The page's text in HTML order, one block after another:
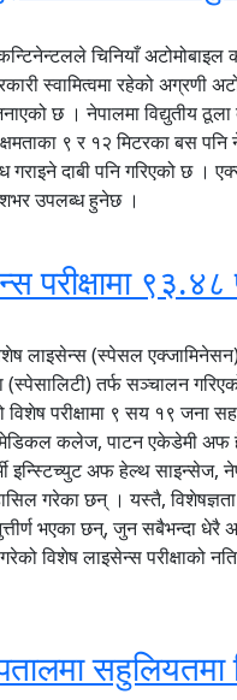
चिनियाँ
स्वामित्वमा रहेको अग्रणी
छ । नेपालमा विद्युतीय
९ र १२ मिटरका बस
गराइने दाबी पनि गरिएको छ
उपलब्ध हुनेछ ।
९३.४८
(स्पेसल एक्जामिनेसन)
(स्पेसालिटी) तर्फ सञ्चालन
परीक्षामा ९ सय १९ जना
मेडिकल कलेज, पाटन एकेडेमी
अफ हेल्थ साइन्सेज,
गरेका छन् । यस्तै,
भएका छन्, जुन सबैभन्दा धेरै
विशेष लाइसेन्स परीक्षाको